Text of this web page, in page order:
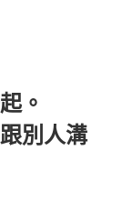
。
別人溝